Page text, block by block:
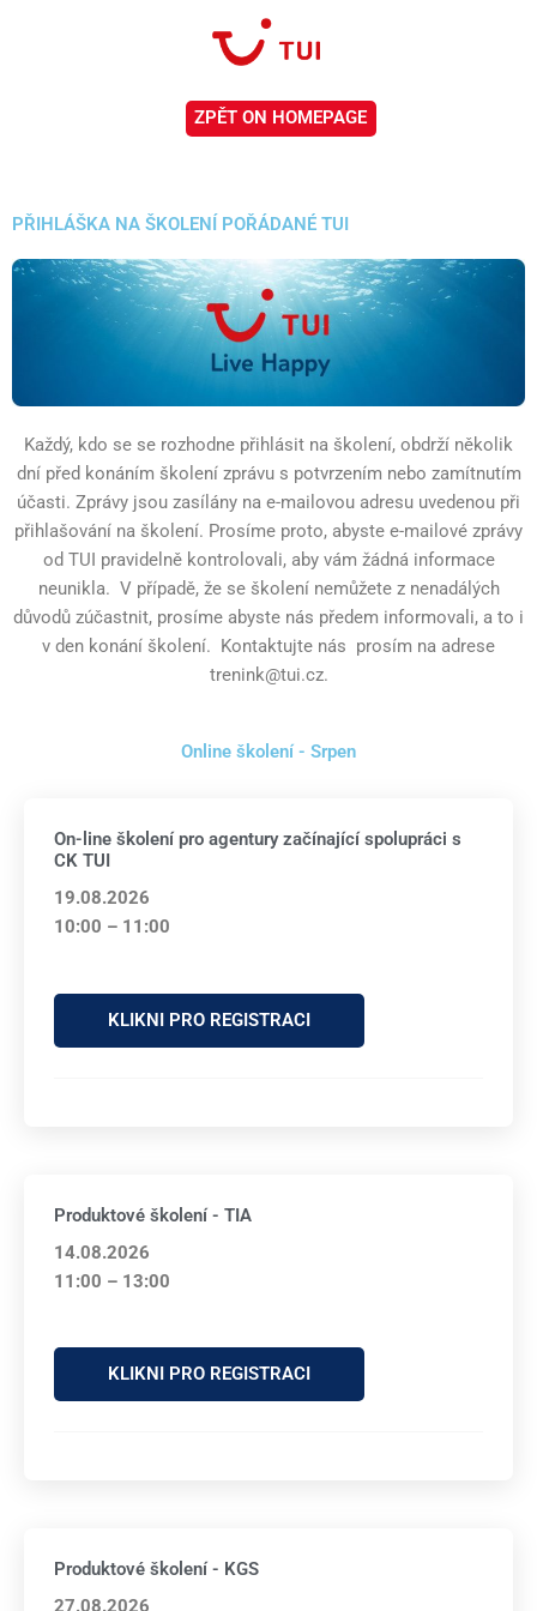
ZPĚT ON HOMEPAGE
PŘIHLÁŠKA NA ŠKOLENÍ POŘÁDANÉ TUI
Každý, kdo se se rozhodne přihlásit na školení, obdrží několik
dní před konáním školení zprávu s potvrzením nebo zamítnutím
účasti. Zprávy jsou zasílány na e-mailovou adresu uvedenou při
přihlašování na školení. Prosíme proto, abyste e-mailové zprávy
od TUI pravidelně kontrolovali, aby vám žádná informace
neunikla. V případě, že se školení nemůžete z nenadálých
důvodů zúčastnit, prosíme abyste nás předem informovali, a to i
v den konání školení. Kontaktujte nás prosím na adrese
trenink@tui.cz.
Online školení - Srpen
On-line školení pro agentury začínající spolupráci s
CK TUI
19.08.2026
10:00 – 11:00
KLIKNI PRO REGISTRACI
Produktové školení - TIA
14.08.2026
11:00 – 13:00
KLIKNI PRO REGISTRACI
Produktové školení - KGS
27.08.2026